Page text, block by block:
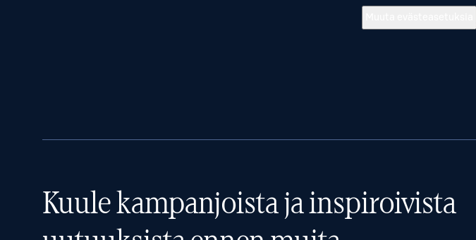
Kuule kampanjoista ja inspiroivista